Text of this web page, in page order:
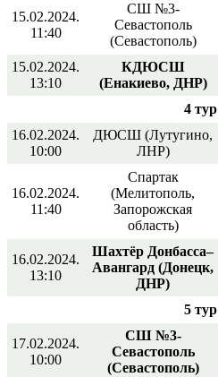
15.02.2024.
11:40
СШ №3-
Севастополь
(Севастополь)
15.02.2024.
13:10
КДЮСШ
(Енакиево, ДНР)
4 тур
16.02.2024.
10:00
ДЮСШ (Лутугино,
ЛНР)
16.02.2024.
11:40
Спартак
(Мелитополь,
Запорожская
область)
16.02.2024.
13:10
Шахтёр Донбасса–
Авангард (Донецк,
ДНР)
5 тур
17.02.2024.
10:00
СШ №3-
Севастополь
(Севастополь)